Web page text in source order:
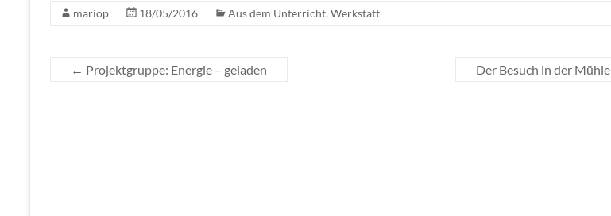
mariop 18/05/2016 Aus dem Unterricht, Werkstatt
← Projektgruppe: Energie – geladen Der Besuch in der Mühle